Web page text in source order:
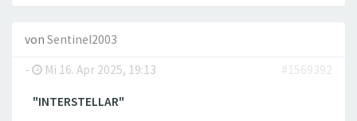
von Sentinel2003
-
Mi 16. Apr 2025, 19:13 #1569392
"INTERSTELLAR"